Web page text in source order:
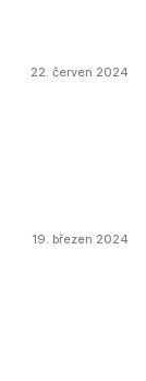
22. červen 2024
19. březen 2024